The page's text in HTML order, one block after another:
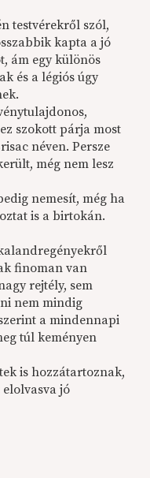
testvérekről szól,
kapta a jó
ám egy különös
és a légiós úgy
szokott párja most
néven. Persze
még nem lesz
nemesít, még ha
is a birtokán.
finoman van
rejtély, sem
nem mindig
a mindennapi
túl keményen
is hozzátartoznak,
elolvasva jó